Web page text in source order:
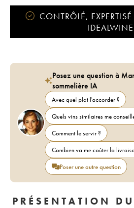
CONTRÔLÉ,
IDEALWINE
Posez une question à
sommelière IA
Avec quel plat l'accorder ?
Quels vins similaires me
Comment le servir ?
Combien va me coûter la
Poser une autre question
PRÉSENTATION